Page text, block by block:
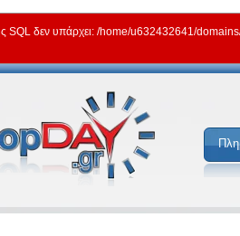
δεν υπάρχει: /home/u632432641/